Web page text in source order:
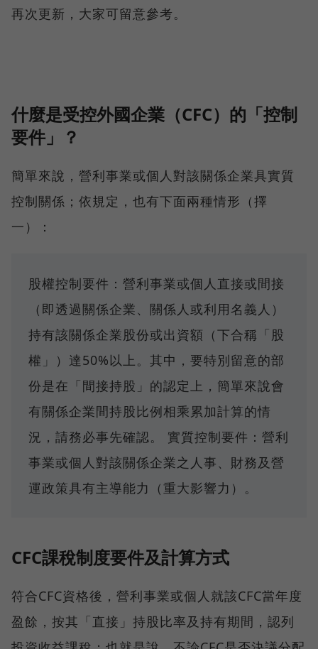
再次更新，大家可留意參考。
什麼是受控外國企業（CFC）的「控制
要件」？
簡單來說，營利事業或個人對該關係企業具實質
控制關係；依規定，也有下面兩種情形（擇
一）：
股權控制要件：營利事業或個人直接或間接
（即透過關係企業、關係人或利用名義人）
持有該關係企業股份或出資額（下合稱「股
權」）達50%以上。其中，要特別留意的部
份是在「間接持股」的認定上，簡單來說會
有關係企業間持股比例相乘累加計算的情
況，請務必事先確認。 實質控制要件：營利
事業或個人對該關係企業之人事、財務及營
運政策具有主導能力（重大影響力）。
CFC課稅制度要件及計算方式
符合CFC資格後，營利事業或個人就該CFC當年度
盈餘，按其「直接」持股比率及持有期間，認列